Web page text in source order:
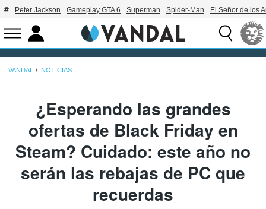
Peter Jackson Gameplay GTA 6 Superman Spider-Man El Señor de los
VANDAL NOTICIAS
¿Esperando las grandes
ofertas de Black Friday en
Steam? Cuidado: este año no
serán las rebajas de PC que
recuerdas